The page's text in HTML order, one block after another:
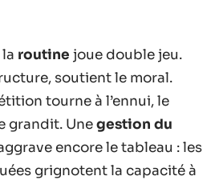
routine joue double jeu.
soutient le moral.
tourne à l’ennui, le
grandit. Unegestion du
encore le tableau : les
grignotent la capacité à